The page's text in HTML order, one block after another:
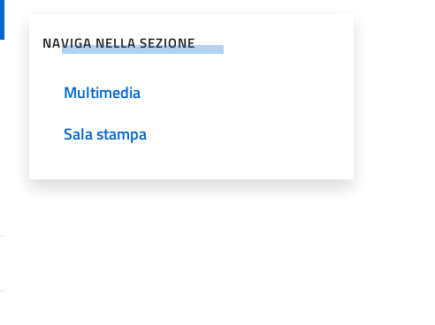
NAVIGA NELLA SEZIONE
Multimedia
Sala stampa